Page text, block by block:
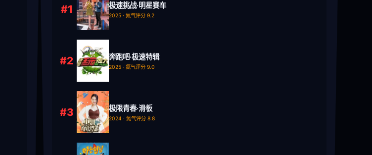
#1 极速挑战·明星赛车
2025 · 氮气评分 9.2
#2 奔跑吧·极速特辑
2025 · 氮气评分 9.0
#3 极限青春·滑板
2024 · 氮气评分 8.8